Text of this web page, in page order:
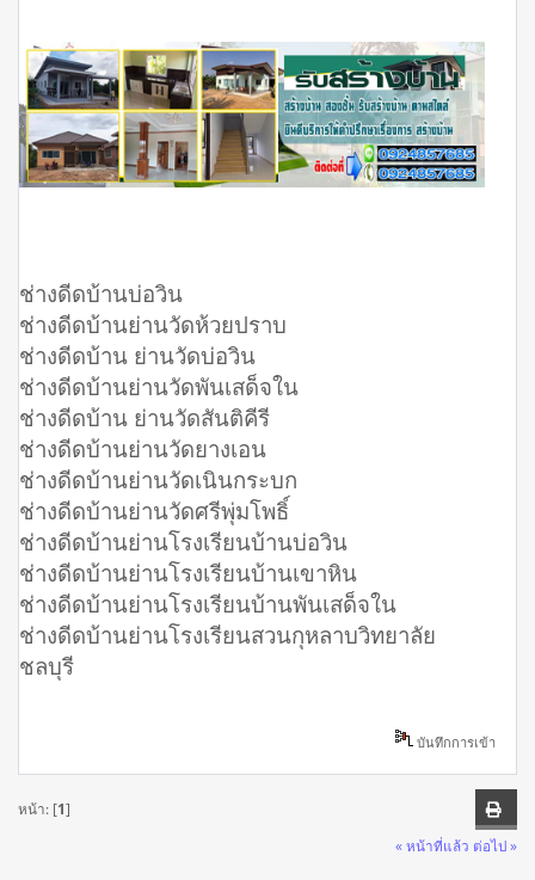
ช่างดีดบ้านบ่อวิน
ช่างดีดบ้านย่านวัดห้วยปราบ
ช่างดีดบ้าน ย่านวัดบ่อวิน
ช่างดีดบ้านย่านวัดพันเสด็จใน
ช่างดีดบ้าน ย่านวัดสันติคีรี
ช่างดีดบ้านย่านวัดยางเอน
ช่างดีดบ้านย่านวัดเนินกระบก
ช่างดีดบ้านย่านวัดศรีพุ่มโพธิ์
ช่างดีดบ้านย่านโรงเรียนบ้านบ่อวิน
ช่างดีดบ้านย่านโรงเรียนบ้านเขาหิน
ช่างดีดบ้านย่านโรงเรียนบ้านพันเสด็จใน
ช่างดีดบ้านย่านโรงเรียนสวนกุหลาบวิทยาลัย
ชลบุรี
บันทึกการเข้า
หน้า: [1]
« หน้าที่แล้ว ต่อไป »